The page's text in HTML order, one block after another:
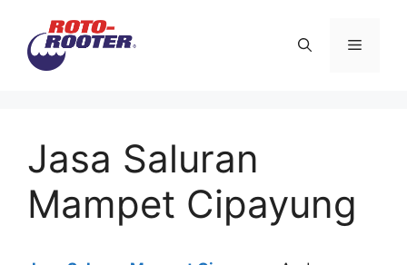
Menu
Jasa Saluran
Mampet Cipayung